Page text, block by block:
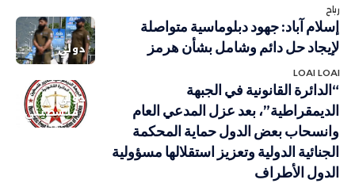
رباح
دولي
إسلام آباد: جهود دبلوماسية متواصلة
لإيجاد حل دائم وشامل بشأن هرمز
LOAI LOAI
دولي
فلسطيني
“الدائرة القانونية في الجبهة
الديمقراطية”، بعد عزل المدعي العام
وانسحاب بعض الدول حماية المحكمة
الجنائية الدولية وتعزيز استقلالها مسؤولية
الدول الأطراف